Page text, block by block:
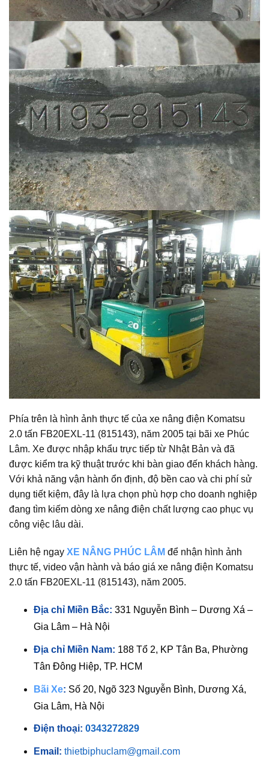
Phía trên là hình ảnh thực tế của xe nâng điện Komatsu
2.0 tấn FB20EXL-11 (815143), năm 2005 tại bãi xe Phúc
Lâm. Xe được nhập khẩu trực tiếp từ Nhật Bản và đã
được kiểm tra kỹ thuật trước khi bàn giao đến khách hàng.
Với khả năng vận hành ổn định, độ bền cao và chi phí sử
dụng tiết kiệm, đây là lựa chọn phù hợp cho doanh nghiệp
đang tìm kiếm dòng xe nâng điện chất lượng cao phục vụ
công việc lâu dài.
Liên hệ ngay XE NÂNG PHÚC LÂM để nhận hình ảnh
thực tế, video vận hành và báo giá xe nâng điện Komatsu
2.0 tấn FB20EXL-11 (815143), năm 2005.
Địa chỉ Miền Bắc: 331 Nguyễn Bình – Dương Xá –
Gia Lâm – Hà Nội
Địa chỉ Miền Nam: 188 Tổ 2, KP Tân Ba, Phường
Tân Đông Hiệp, TP. HCM
Bãi Xe: Số 20, Ngõ 323 Nguyễn Bình, Dương Xá,
Gia Lâm, Hà Nội
Điện thoại: 0343272829
Email: thietbiphuclam@gmail.com